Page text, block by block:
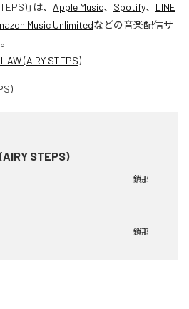
」は、 Apple Music、 Spotify、 LINE
Music Unlimitedなどの音楽配信サ
(AIRY STEPS)
STEPS)
鎖那
鎖那